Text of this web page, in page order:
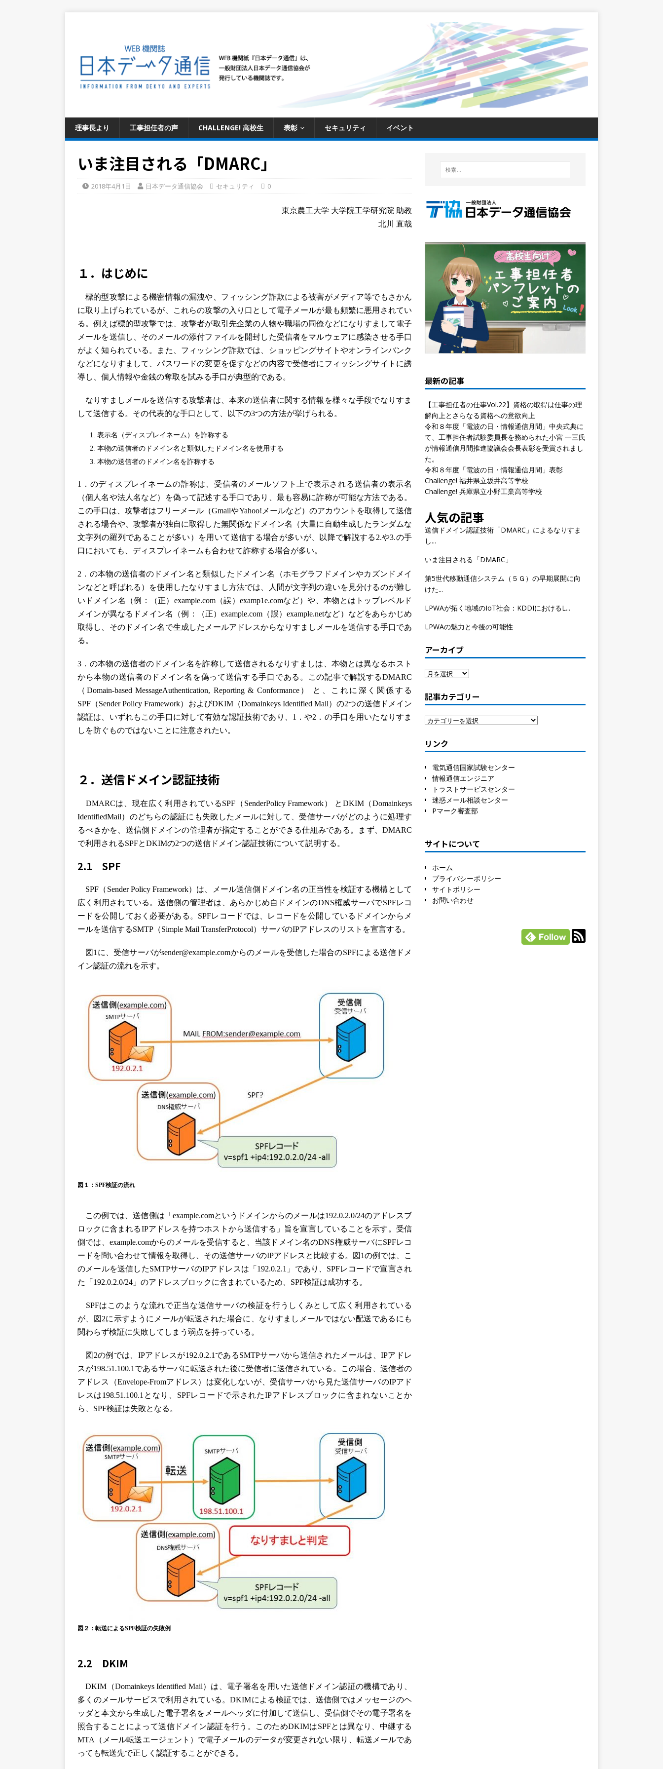
理事長より 工事担任者の声 CHALLENGE! 高校生 表彰 セキュリティ イベント
いま注目される「DMARC」
2018年4月1日 日本データ通信協会 セキュリティ 0
東京農工大学 大学院工学研究院 助教
北川 直哉
１．はじめに
標的型攻撃による機密情報の漏洩や、フィッシング詐欺による被害がメディア等でもさかん
に取り上げられているが、これらの攻撃の入り口として電子メールが最も頻繁に悪用されてい
る。例えば標的型攻撃では、攻撃者が取引先企業の人物や職場の同僚などになりすまして電子
メールを送信し、そのメールの添付ファイルを開封した受信者をマルウェアに感染させる手口
がよく知られている。また、フィッシング詐欺では、ショッピングサイトやオンラインバンク
などになりすまして、パスワードの変更を促すなどの内容で受信者にフィッシングサイトに誘
導し、個人情報や金銭の奪取を試みる手口が典型的である。
なりすましメールを送信する攻撃者は、本来の送信者に関する情報を様々な手段でなりすま
して送信する。その代表的な手口として、以下の3つの方法が挙げられる。
表示名（ディスプレイネーム）を詐称する
本物の送信者のドメイン名と類似したドメイン名を使用する
本物の送信者のドメイン名を詐称する
1．のディスプレイネームの詐称は、受信者のメールソフト上で表示される送信者の表示名
（個人名や法人名など）を偽って記述する手口であり、最も容易に詐称が可能な方法である。
この手口は、攻撃者はフリーメール（GmailやYahoo!メールなど）のアカウントを取得して送信
される場合や、攻撃者が独自に取得した無関係なドメイン名（大量に自動生成したランダムな
文字列の羅列であることが多い）を用いて送信する場合が多いが、以降で解説する2.や3.の手
口においても、ディスプレイネームも合わせて詐称する場合が多い。
2．の本物の送信者のドメイン名と類似したドメイン名（ホモグラフドメインやカズンドメイ
ンなどと呼ばれる）を使用したなりすまし方法では、人間が文字列の違いを見分けるのが難し
いドメイン名（例：（正）example.com（誤）examp1e.comなど）や、本物とはトップレベルド
メインが異なるドメイン名（例：（正）example.com（誤）example.netなど）などをあらかじめ
取得し、そのドメイン名で生成したメールアドレスからなりすましメールを送信する手口であ
る。
3．の本物の送信者のドメイン名を詐称して送信されるなりすましは、本物とは異なるホスト
から本物の送信者のドメイン名を偽って送信する手口である。この記事で解説するDMARC
（Domain-based MessageAuthentication, Reporting & Conformance） と、これに深く関係する
SPF（Sender Policy Framework）およびDKIM（Domainkeys Identified Mail）の2つの送信ドメイン
認証は、いずれもこの手口に対して有効な認証技術であり、1．や2．の手口を用いたなりすま
しを防ぐものではないことに注意されたい。
２．送信ドメイン認証技術
DMARCは、現在広く利用されているSPF（SenderPolicy Framework） とDKIM（Domainkeys
IdentifiedMail）のどちらの認証にも失敗したメールに対して、受信サーバがどのように処理す
るべきかを、送信側ドメインの管理者が指定することができる仕組みである。まず、DMARC
で利用されるSPFとDKIMの2つの送信ドメイン認証技術について説明する。
2.1 SPF
SPF（Sender Policy Framework）は、メール送信側ドメイン名の正当性を検証する機構として
広く利用されている。送信側の管理者は、あらかじめ自ドメインのDNS権威サーバでSPFレコ
ードを公開しておく必要がある。SPFレコードでは、レコードを公開しているドメインからメ
ールを送信するSMTP（Simple Mail TransferProtocol）サーバのIPアドレスのリストを宣言する。
図1に、受信サーバがsender@example.comからのメールを受信した場合のSPFによる送信ドメ
イン認証の流れを示す。
図１：SPF検証の流れ
この例では、送信側は「example.comというドメインからのメールは192.0.2.0/24のアドレスブ
ロックに含まれるIPアドレスを持つホストから送信する」旨を宣言していることを示す。受信
側では、example.comからのメールを受信すると、当該ドメイン名のDNS権威サーバにSPFレコ
ードを問い合わせて情報を取得し、その送信サーバのIPアドレスと比較する。図1の例では、こ
のメールを送信したSMTPサーバのIPアドレスは「192.0.2.1」であり、SPFレコードで宣言され
た「192.0.2.0/24」のアドレスブロックに含まれているため、SPF検証は成功する。
SPFはこのような流れで正当な送信サーバの検証を行うしくみとして広く利用されている
が、図2に示すようにメールが転送された場合に、なりすましメールではない配送であるにも
関わらず検証に失敗してしまう弱点を持っている。
図2の例では、IPアドレスが192.0.2.1であるSMTPサーバから送信されたメールは、IPアドレ
スが198.51.100.1であるサーバに転送された後に受信者に送信されている。この場合、送信者の
アドレス（Envelope-Fromアドレス）は変化しないが、受信サーバから見た送信サーバのIPアド
レスは198.51.100.1となり、SPFレコードで示されたIPアドレスブロックに含まれないことか
ら、SPF検証は失敗となる。
図２：転送によるSPF検証の失敗例
2.2 DKIM
DKIM（Domainkeys Identified Mail）は、電子署名を用いた送信ドメイン認証の機構であり、
多くのメールサービスで利用されている。DKIMによる検証では、送信側ではメッセージのヘ
ッダと本文から生成した電子署名をメールヘッダに付加して送信し、受信側でその電子署名を
照合することによって送信ドメイン認証を行う。このためDKIMはSPFとは異なり、中継する
MTA（メール転送エージェント）で電子メールのデータが変更されない限り、転送メールであ
っても転送先で正しく認証することができる。
最新の記事
【工事担任者の仕事Vol.22】資格の取得は仕事の理
解向上とさらなる資格への意欲向上
令和８年度「電波の日・情報通信月間」中央式典に
て、工事担任者試験委員長を務められた小宮 一三氏
が情報通信月間推進協議会会長表彰を受賞されまし
た。
令和８年度「電波の日・情報通信月間」表彰
Challenge! 福井県立坂井高等学校
Challenge! 兵庫県立小野工業高等学校
人気の記事
送信ドメイン認証技術「DMARC」によるなりすま
し...
いま注目される「DMARC」
第5世代移動通信システム（５Ｇ）の早期展開に向
けた...
LPWAが拓く地域のIoT社会：KDDIにおけるL...
LPWAの魅力と今後の可能性
アーカイブ
記事カテゴリー
リンク
電気通信国家試験センター
情報通信エンジニア
トラストサービスセンター
迷惑メール相談センター
Pマーク審査部
サイトについて
ホーム
プライバシーポリシー
サイトポリシー
お問い合わせ